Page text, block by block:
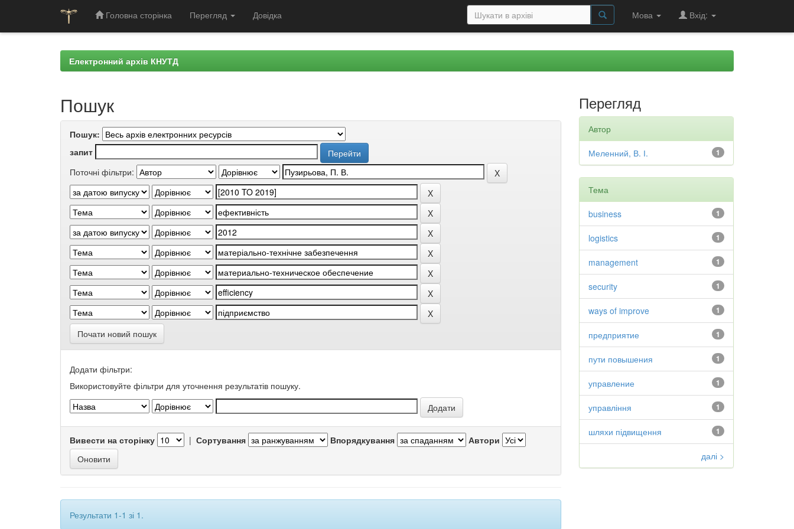
Головна сторінка Перегляд Довідка Мова Вхід:
Електронний архів КНУТД
Пошук
Пошук:
запит
Поточні фільтри:
Почати новий пошук
Додати фільтри:
Використовуйте фільтри для уточнення результатів пошуку.
Вивести на сторінку | Сортування Впорядкування Автори
Результати 1-1 зі 1.
Перегляд
Автор
1
Меленний, В. І.
Тема
1
business
1
logistics
1
management
1
security
1
ways of improve
1
предприятие
1
пути повышения
1
управление
1
управління
1
шляхи підвищення
далі >